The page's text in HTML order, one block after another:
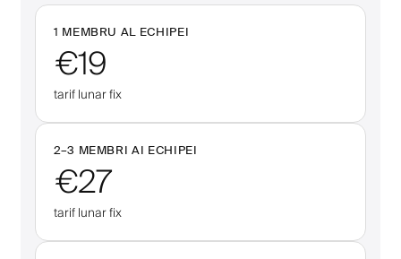
1 MEMBRU AL ECHIPEI
€19
tarif lunar fix
2–3 MEMBRI AI ECHIPEI
€27
tarif lunar fix